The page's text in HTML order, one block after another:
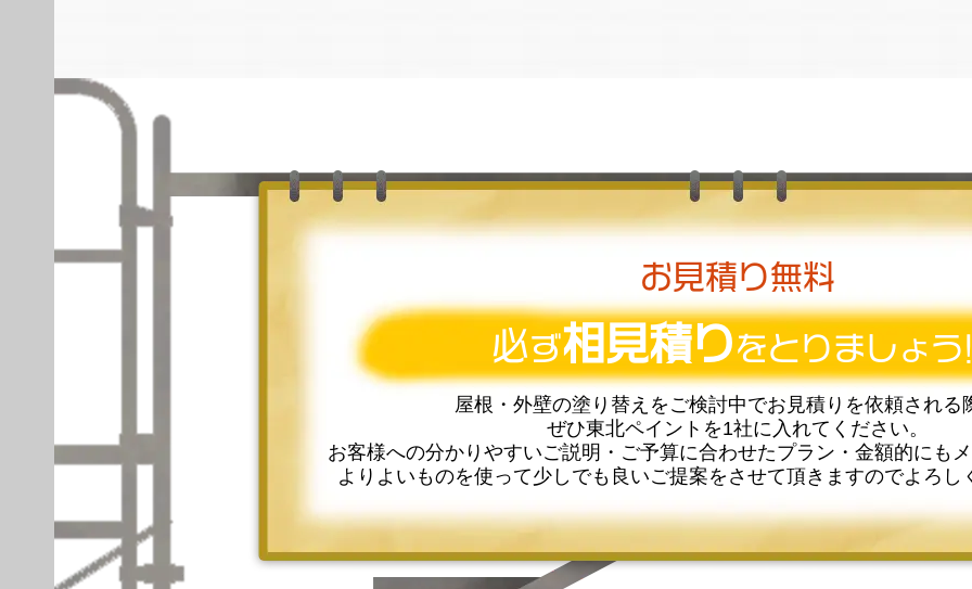
お見積り無料
必ず相見積りをとりましょ
屋根・外壁の塗り替えをご検討中でお見積りを依頼される
ぜひ東北ペイントを1社に入れてください。
お客様への分かりやすいご説明・ご予算に合わせたプラン・金額的にも
よりよいものを使って少しでも良いご提案をさせて頂きますのでよろし